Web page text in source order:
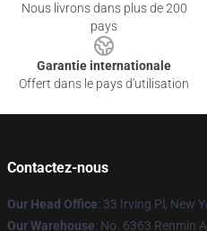
Nous livrons dans plus de 200
pays
Garantie internationale
Offert dans le pays d'utilisation
Contactez-nous
Our Head Office: 33 Irving Pl, New
Our Warehouse: No. 6363 Renmin